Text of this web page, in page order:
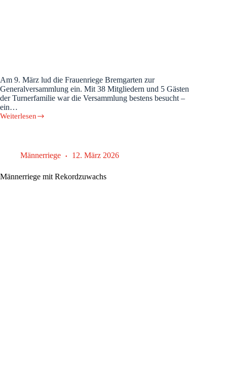
Am 9. März lud die Frauenriege Bremgarten zur
Generalversammlung ein. Mit 38 Mitgliedern und 5 Gästen
der Turnerfamilie war die Versammlung bestens besucht –
ein…
Weiterlesen
Ein
Männerriege 12. März 2026
Männerriege mit Rekordzuwachs